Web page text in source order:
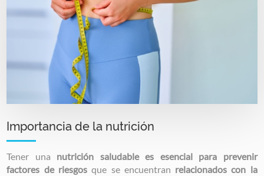
Importancia de la nutrición
Tener una nutrición saludable es esencial para prevenir
factores de riesgosque se encuentran relacionados con la